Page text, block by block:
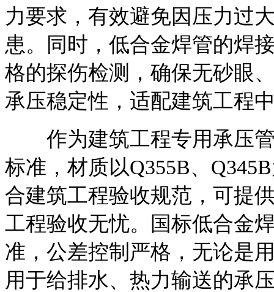
力要求，有效避免因压力过
患。同时，低合金焊管的焊
格的探伤检测，确保无砂眼
承压稳定性，适配建筑工程
作为建筑工程专用承压管
标准，材质以Q355B、
合建筑工程验收规范，可提
工程验收无忧。国标低合金
准，公差控制严格，无论是
用于给排水、热力输送的承